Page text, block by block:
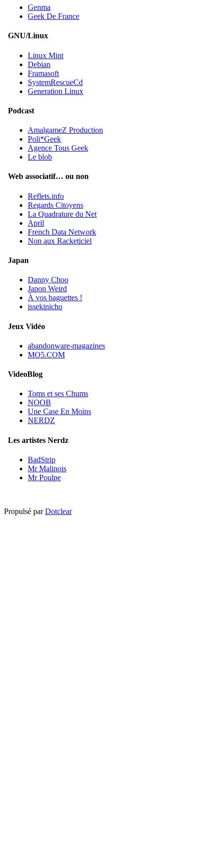
Genma
Geek De France
GNU/Linux
Linux Mint
Debian
Framasoft
SystemRescueCd
Generation Linux
Podcast
AmalgameZ Production
Poli*Geek
Agence Tous Geek
Le blob
Web associatif… ou non
Reflets.info
Regards Citoyens
La Quadrature du Net
April
French Data Network
Non aux Racketiciel
Japan
Danny Choo
Japon Weird
À vos baguettes !
issekinicho
Jeux Vidéo
abandonware-magazines
MO5.COM
VideoBlog
Toms et ses Chums
NOOB
Une Case En Moins
NERDZ
Les artistes Nerdz
BadStrip
Mr Malinois
Mr Poulpe
Propulsé parDotclear